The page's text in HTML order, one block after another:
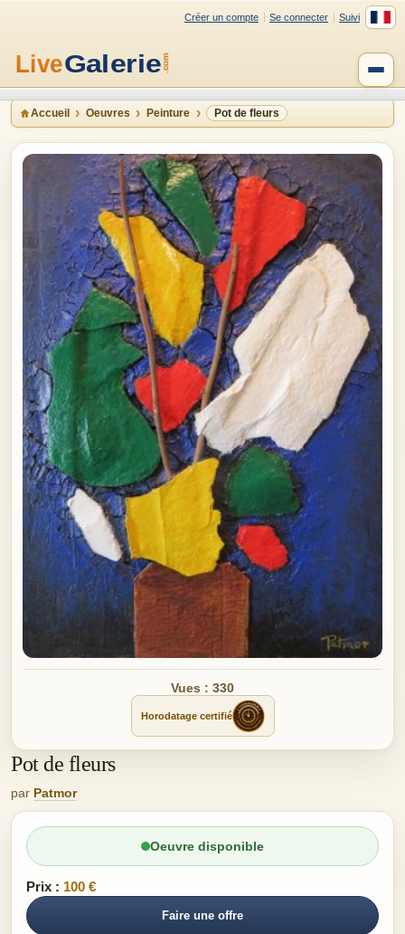
Créer un compte Se connecter Suivi
Accueil Oeuvres Peinture Pot de fleurs
Vues : 330
Horodatage certifié
Pot de fleurs
par Patmor
Oeuvre disponible
Prix : 100 €
Faire une offre